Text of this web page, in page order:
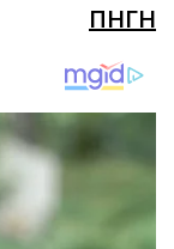
ΠΗΓΗ